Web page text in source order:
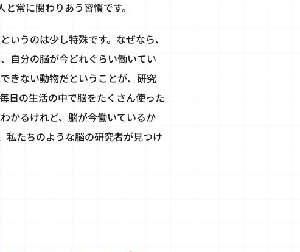
常に関わりあう習慣です。
いうのは少し特殊です。なぜなら、
自分の脳が今どれぐらい働いてい
きない動物だということが、研究
日の生活の中で脳をたくさん使った
かるけれど、脳が今働いているか
私たちのような脳の研究者が見つけ